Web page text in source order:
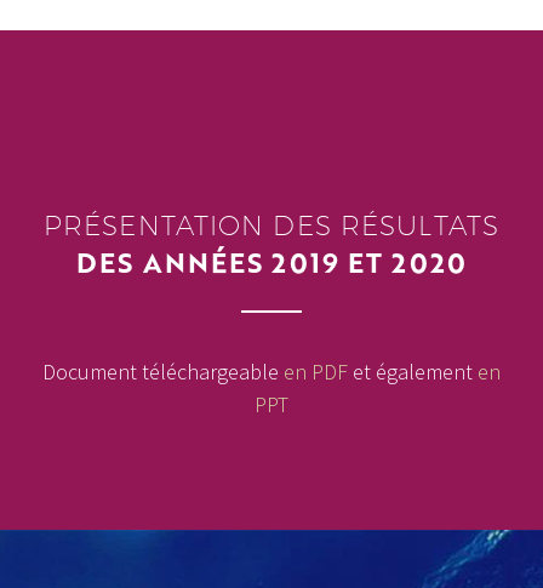
PRÉSENTATION DES RÉSULTATS
DES ANNÉES 2019 ET 2020
Document téléchargeable en PDF et également en
PPT